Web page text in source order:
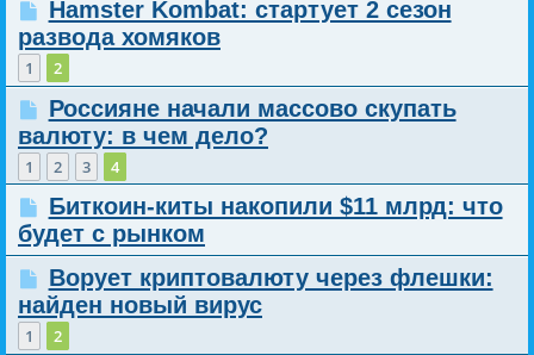
Hamster Kombat: стартует 2 сезон
развода хомяков
1 2
Россияне начали массово скупать
валюту: в чем дело?
1 2 3 4
Биткоин-киты накопили $11 млрд: что
будет с рынком
Ворует криптовалюту через флешки:
найден новый вирус
1 2